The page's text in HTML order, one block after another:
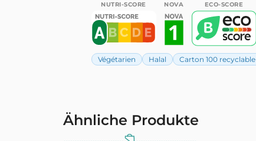
NUTRI-SCORE NOVA ECO-SCORE
Végétarien Halal Carton 100 recyclable
Ähnliche Produkte